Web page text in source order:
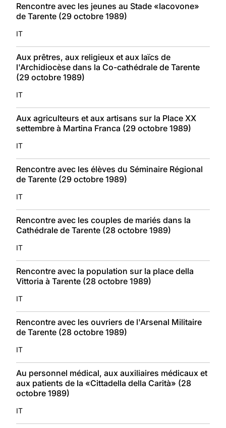
Rencontre avec les jeunes au Stade «Iacovone»
de Tarente (29 octobre 1989)
IT
Aux prêtres, aux religieux et aux laïcs de
l'Archidiocèse dans la Co-cathédrale de Tarente
(29 octobre 1989)
IT
Aux agriculteurs et aux artisans sur la Place XX
settembre à Martina Franca (29 octobre 1989)
IT
Rencontre avec les élèves du Séminaire Régional
de Tarente (29 octobre 1989)
IT
Rencontre avec les couples de mariés dans la
Cathédrale de Tarente (28 octobre 1989)
IT
Rencontre avec la population sur la place della
Vittoria à Tarente (28 octobre 1989)
IT
Rencontre avec les ouvriers de l'Arsenal Militaire
de Tarente (28 octobre 1989)
IT
Au personnel médical, aux auxiliaires médicaux et
aux patients de la «Cittadella della Carità» (28
octobre 1989)
IT